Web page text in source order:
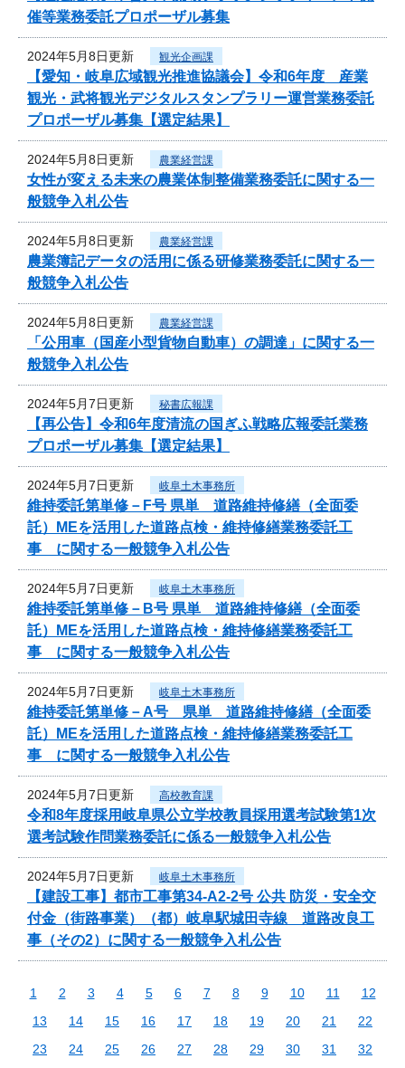
催等業務委託プロポーザル募集
2024年5月8日更新 観光企画課
【愛知・岐阜広域観光推進協議会】令和6年度 産業
観光・武将観光デジタルスタンプラリー運営業務委託
プロポーザル募集【選定結果】
2024年5月8日更新 農業経営課
女性が変える未来の農業体制整備業務委託に関する一
般競争入札公告
2024年5月8日更新 農業経営課
農業簿記データの活用に係る研修業務委託に関する一
般競争入札公告
2024年5月8日更新 農業経営課
「公用車（国産小型貨物自動車）の調達」に関する一
般競争入札公告
2024年5月7日更新 秘書広報課
【再公告】令和6年度清流の国ぎふ戦略広報委託業務
プロポーザル募集【選定結果】
2024年5月7日更新 岐阜土木事務所
維持委託第単修－F号 県単 道路維持修繕（全面委
託）MEを活用した道路点検・維持修繕業務委託工
事 に関する一般競争入札公告
2024年5月7日更新 岐阜土木事務所
維持委託第単修－B号 県単 道路維持修繕（全面委
託）MEを活用した道路点検・維持修繕業務委託工
事 に関する一般競争入札公告
2024年5月7日更新 岐阜土木事務所
維持委託第単修－A号 県単 道路維持修繕（全面委
託）MEを活用した道路点検・維持修繕業務委託工
事 に関する一般競争入札公告
2024年5月7日更新 高校教育課
令和8年度採用岐阜県公立学校教員採用選考試験第1次
選考試験作問業務委託に係る一般競争入札公告
2024年5月7日更新 岐阜土木事務所
【建設工事】都市工事第34-A2-2号 公共 防災・安全交
付金（街路事業）（都）岐阜駅城田寺線 道路改良工
事（その2）に関する一般競争入札公告
1 2 3 4 5 6 7 8 9 10 11
12
13
14 15 16 17 18 19 20 21
22
23
24 25 26 27 28 29 30 31
32